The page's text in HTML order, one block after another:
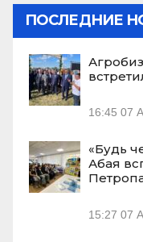
ПОСЛЕДНИЕ
16:45 07
«Будь
Абая
15:27 07